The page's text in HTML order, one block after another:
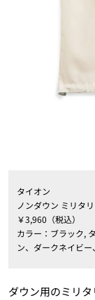
タイオン
ノンダウン ミリタ
￥3,960（税込）
カラー：ブラック,
ン、ダークネイビ
ダウン用のミリ